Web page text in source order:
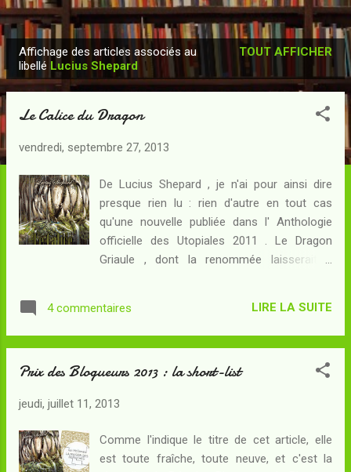
r
Affichage des articles associés au
libellé Lucius Shepard
TOUT AFFICHER
Le Calice du Dragon
vendredi, septembre 27, 2013
De Lucius Shepard , je n'ai pour ainsi dire
presque rien lu : rien d'autre en tout cas
qu'une nouvelle publiée dans l' Anthologie
officielle des Utopiales 2011 . Le Dragon
Griaule , dont la renommée laisserait à
recueilli sa dédicace... Entré dans la short-list
du Prix des Blogueurs édition 2013 , le
déroulant dans l'univers de Griaule : restait à
à ce monde... Résumé : Aux pieds du dragon
s'étend Teocinte, une ville corrompue et
décadente, mais dont les chefs continuent à
4 commentaires LIRE LA SUITE
Prix des Blogueurs 2013 : la short-list
jeudi, juillet 11, 2013
Comme l'indique le titre de cet article, elle
est toute fraîche, toute neuve, et c'est la